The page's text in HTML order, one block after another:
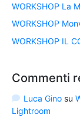
WORKSHOP La
WORKSHOP
WORKSHOP IL
Commenti
Luca Ginosu
Lightroom